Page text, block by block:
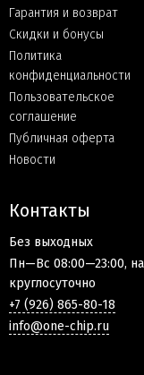
Гарантия и возврат
Скидки и бонусы
Политика
конфиденциальности
Пользовательское
соглашение
Публичная оферта
Новости
Контакты
Без выходных
Пн—Вс 08:00—23:00, на
круглосуточно
+7 (926) 865-80-18
info@one-chip.ru